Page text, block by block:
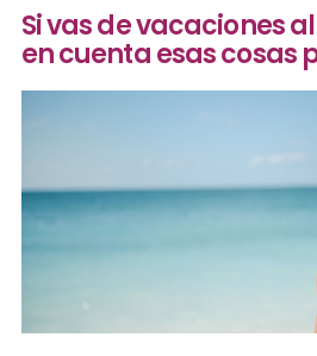
Si vas de vacaciones
en cuenta esas cosas